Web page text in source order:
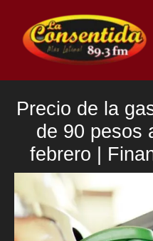
contenido
Precio de la
de 90 pesos
febrero |